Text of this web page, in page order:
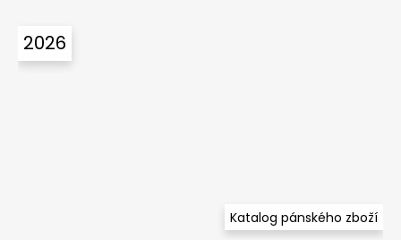
2026
Katalog pánského zboží